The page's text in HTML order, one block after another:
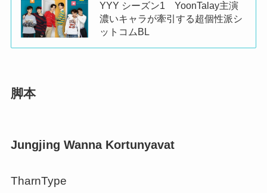
YYY シーズン1 YoonTalay主演
濃いキャラが牽引する超個性派シ
ットコムBL
脚本
Jungjing Wanna Kortunyavat
TharnType